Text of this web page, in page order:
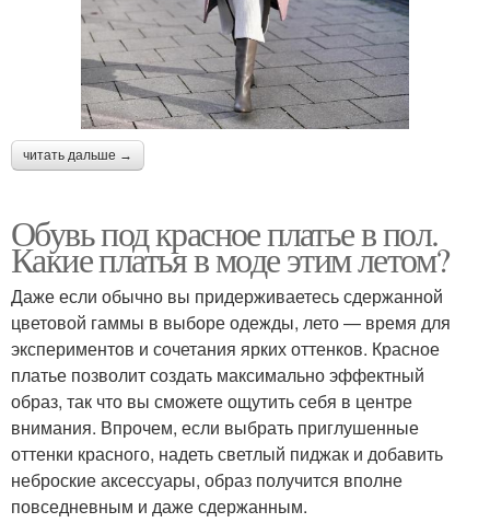
читать дальше →
Обувь под красное платье в пол.
Какие платья в моде этим летом?
Даже если обычно вы придерживаетесь сдержанной
цветовой гаммы в выборе одежды, лето — время для
экспериментов и сочетания ярких оттенков. Красное
платье позволит создать максимально эффектный
образ, так что вы сможете ощутить себя в центре
внимания. Впрочем, если выбрать приглушенные
оттенки красного, надеть светлый пиджак и добавить
неброские аксессуары, образ получится вполне
повседневным и даже сдержанным.